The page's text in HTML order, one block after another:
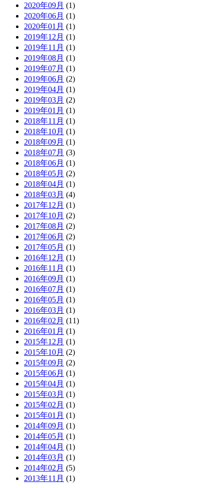
2020年09月 (1)
2020年06月 (1)
2020年01月 (1)
2019年12月 (1)
2019年11月 (1)
2019年08月 (1)
2019年07月 (1)
2019年06月 (2)
2019年04月 (1)
2019年03月 (2)
2019年01月 (1)
2018年11月 (1)
2018年10月 (1)
2018年09月 (1)
2018年07月 (3)
2018年06月 (1)
2018年05月 (2)
2018年04月 (1)
2018年03月 (4)
2017年12月 (1)
2017年10月 (2)
2017年08月 (2)
2017年06月 (2)
2017年05月 (1)
2016年12月 (1)
2016年11月 (1)
2016年09月 (1)
2016年07月 (1)
2016年05月 (1)
2016年03月 (1)
2016年02月 (11)
2016年01月 (1)
2015年12月 (1)
2015年10月 (2)
2015年09月 (2)
2015年06月 (1)
2015年04月 (1)
2015年03月 (1)
2015年02月 (1)
2015年01月 (1)
2014年09月 (1)
2014年05月 (1)
2014年04月 (1)
2014年03月 (1)
2014年02月 (5)
2013年11月 (1)